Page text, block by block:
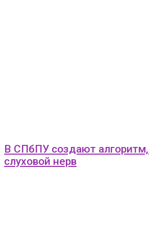
В СПбПУ создают
слуховой нерв